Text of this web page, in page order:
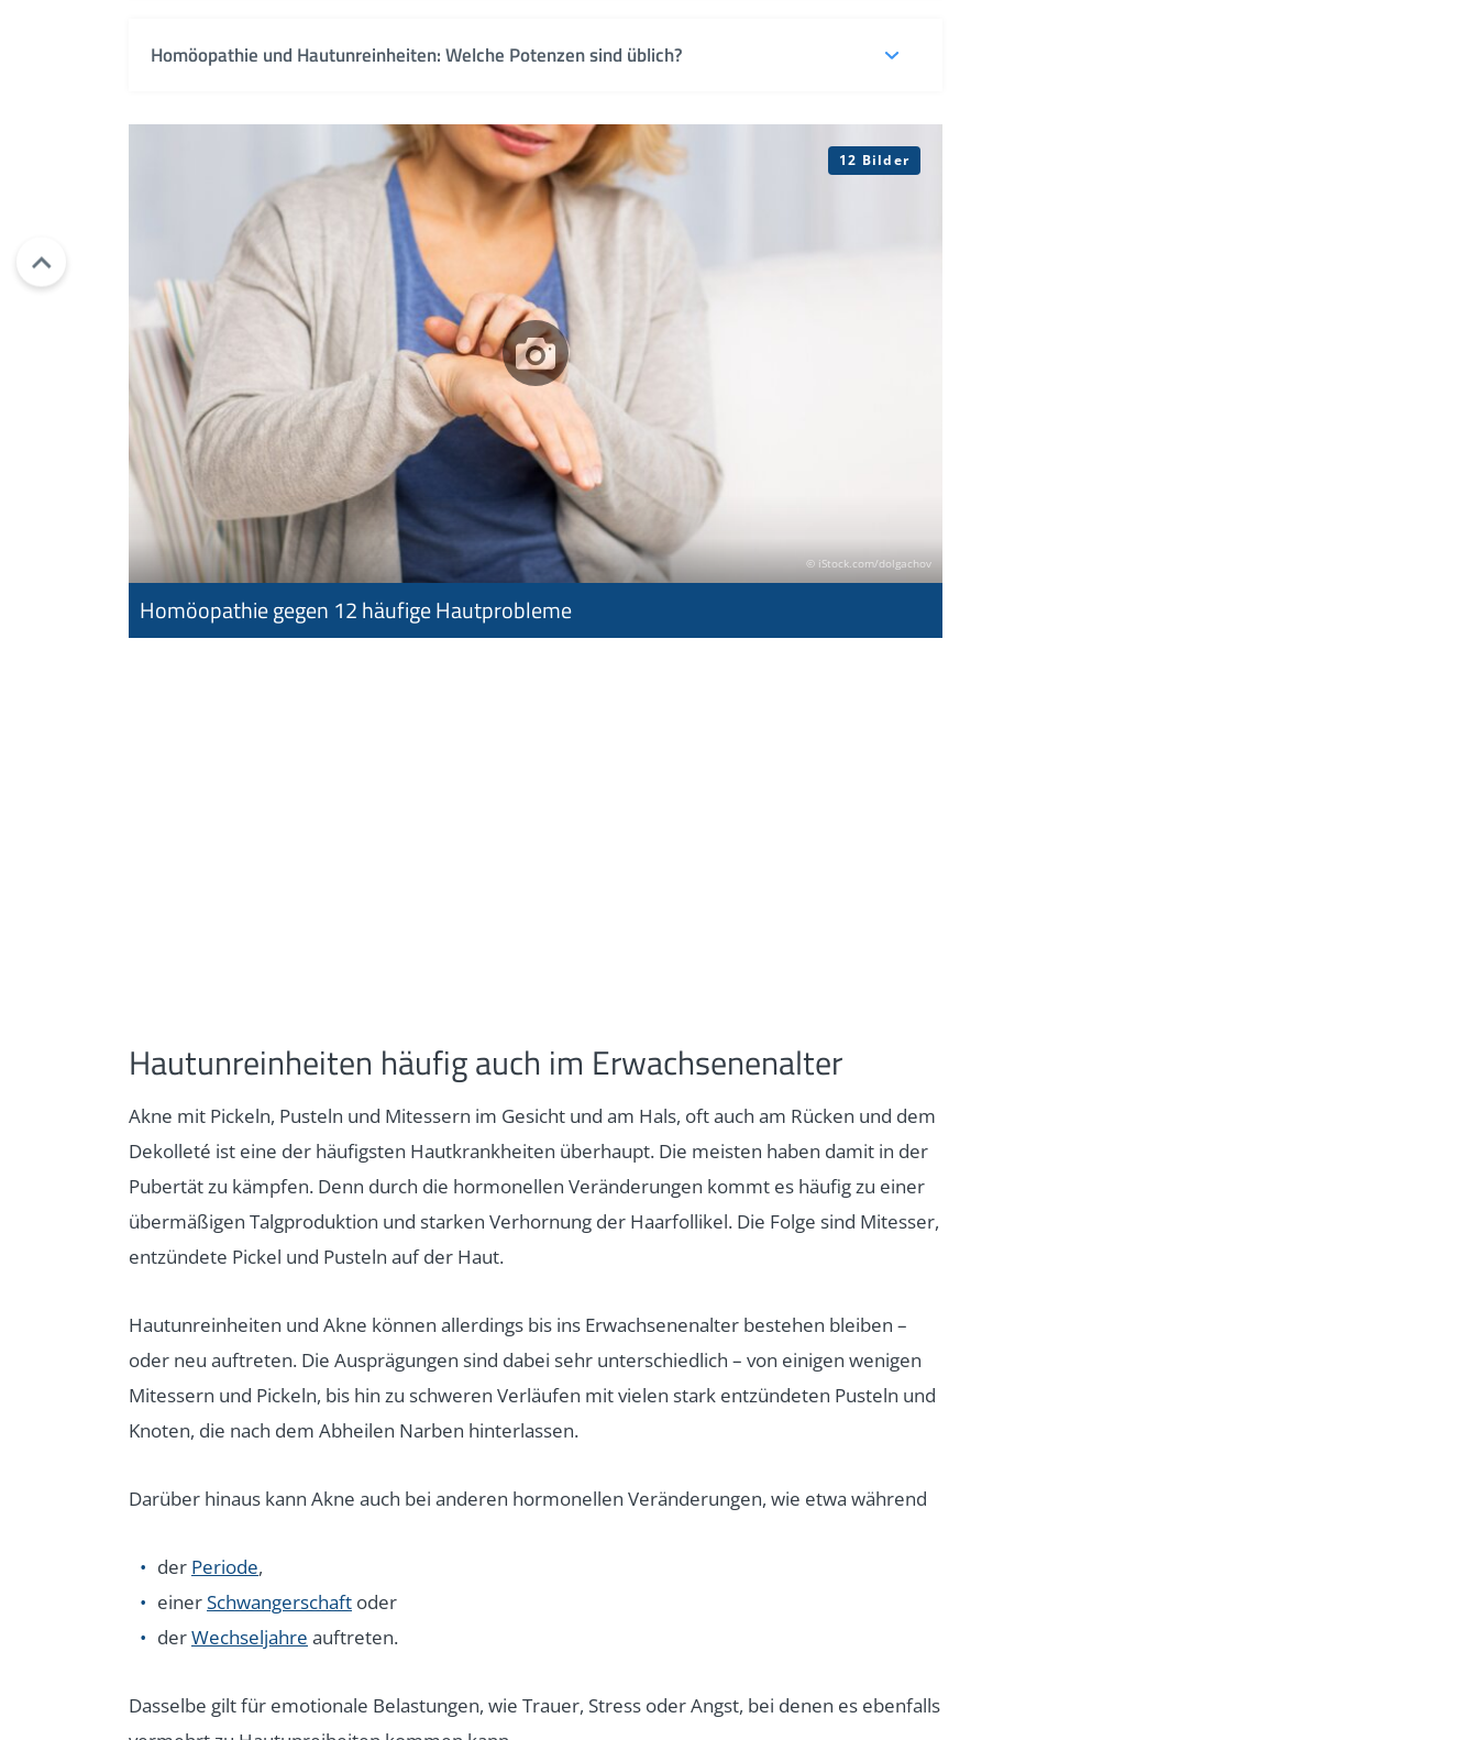
Homöopathie und Hautunreinheiten: Welche Potenzen sind üblich?
oder Tabletten verwendet. Potenz beschreibt den Verdünnungsgrad des Mittels.
© iStock.com/dolgachov
Homöopathie gegen 12 häufige Hautprobleme
12 Bilder
Hautunreinheiten häufig auch im Erwachsenenalter
Akne mit Pickeln, Pusteln und Mitessern im Gesicht und am Hals, oft auch am Rücken und dem
Dekolleté ist eine der häufigsten Hautkrankheiten überhaupt. Die meisten haben damit in der
Pubertät zu kämpfen. Denn durch die hormonellen Veränderungen kommt es häufig zu einer
übermäßigen Talgproduktion und starken Verhornung der Haarfollikel. Die Folge sind Mitesser,
entzündete Pickel und Pusteln auf der Haut.
Hautunreinheiten und Akne können allerdings bis ins Erwachsenenalter bestehen bleiben –
oder neu auftreten. Die Ausprägungen sind dabei sehr unterschiedlich – von einigen wenigen
Mitessern und Pickeln, bis hin zu schweren Verläufen mit vielen stark entzündeten Pusteln und
Knoten, die nach dem Abheilen Narben hinterlassen.
Darüber hinaus kann Akne auch bei anderen hormonellen Veränderungen, wie etwa während
der Periode,
einerSchwangerschaft oder
derWechseljahre auftreten.
Dasselbe gilt für emotionale Belastungen, wie Trauer, Stress oder Angst, bei denen es ebenfalls